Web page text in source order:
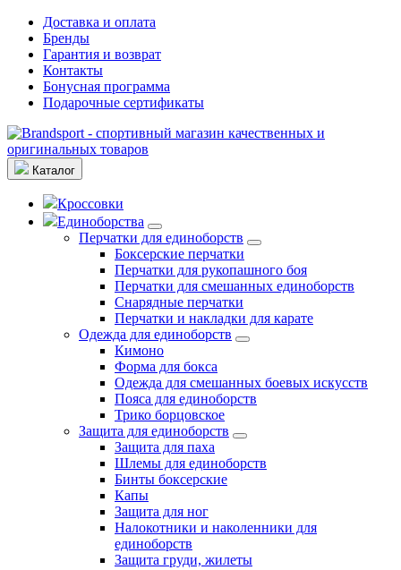
Доставка и оплата
Бренды
Гарантия и возврат
Контакты
Бонусная программа
Подарочные сертификаты
Каталог
Кроссовки
Единоборства
Перчатки для единоборств
Боксерские перчатки
Перчатки для рукопашного боя
Перчатки для смешанных единоборств
Снарядные перчатки
Перчатки и накладки для карате
Одежда для единоборств
Кимоно
Форма для бокса
Одежда для смешанных боевых искусств
Пояса для единоборств
Трико борцовское
Защита для единоборств
Защита для паха
Шлемы для единоборств
Бинты боксерские
Капы
Защита для ног
Налокотники и наколенники для
единоборств
Защита груди, жилеты